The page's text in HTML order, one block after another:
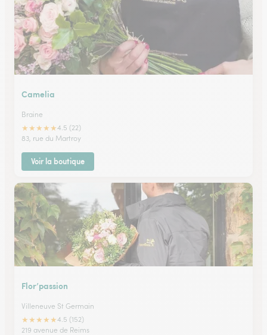
Camelia
Braine
★★★★★4.5 (22)
83, rue du Martroy
Voir la boutique
Flor’passion
Villeneuve St Germain
★★★★★4.5 (152)
219 avenue de Reims